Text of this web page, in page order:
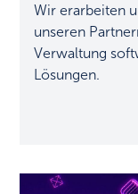
Wir erarbeiten
unseren
Verwaltung
Lösungen.